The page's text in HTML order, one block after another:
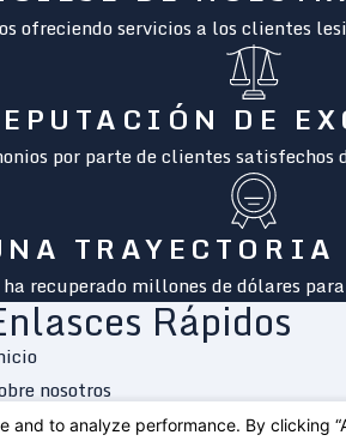
ofreciendo servicios a los clientes
DE
por parte de clientes
recuperado millones de dólares
Rápidos
nosotros
de trabajadores